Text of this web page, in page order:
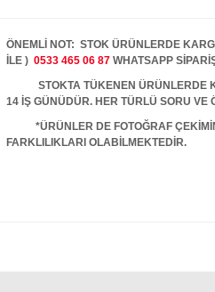
ÖNEMLİ NOT: STOK ÜRÜNLERDE
İLE ) 0533 465 06 87 WHATSAPP
STOKTA TÜKENEN ÜRÜNLERDE
14 İŞ GÜNÜDÜR. HER TÜRLÜ SORU
*ÜRÜNLER DE FOTOĞRAF
FARKLILIKLARI OLABİLMEKTEDİR.